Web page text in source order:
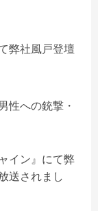
弊社風戸登壇
性への銃撃・
イン』にて弊
送されまし